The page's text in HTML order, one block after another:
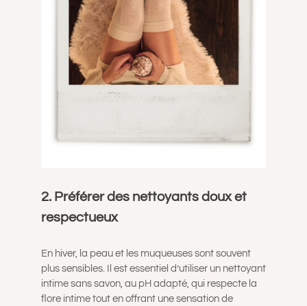
2. Préférer des nettoyants doux et
respectueux
En hiver, la peau et les muqueuses sont souvent
plus sensibles. Il est essentiel d’utiliser un nettoyant
intime sans savon, au pH adapté, qui respecte la
flore intime tout en offrant une sensation de